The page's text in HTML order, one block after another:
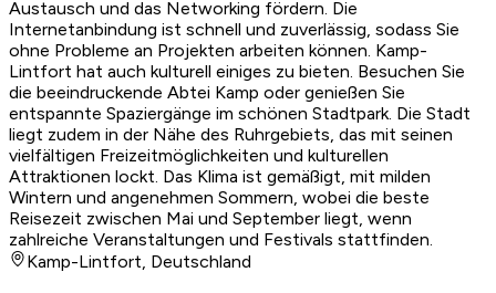
Austausch und das Networking fördern. Die
Internetanbindung ist schnell und zuverlässig, sodass Sie
ohne Probleme an Projekten arbeiten können. Kamp-
Lintfort hat auch kulturell einiges zu bieten. Besuchen Sie
die beeindruckende Abtei Kamp oder genießen Sie
entspannte Spaziergänge im schönen Stadtpark. Die Stadt
liegt zudem in der Nähe des Ruhrgebiets, das mit seinen
vielfältigen Freizeitmöglichkeiten und kulturellen
Attraktionen lockt. Das Klima ist gemäßigt, mit milden
Wintern und angenehmen Sommern, wobei die beste
Reisezeit zwischen Mai und September liegt, wenn
zahlreiche Veranstaltungen und Festivals stattfinden.
Kamp-Lintfort, Deutschland